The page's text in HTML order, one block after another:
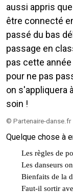
aussi appris
être connecté
passé du bas
passage en
pas cette
pour ne pas
on s'appliquera
soin !
© Partenaire-danse.fr
Quelque chose à
Les règles de
Les danseurs
Bienfaits de la
Faut-il sortir